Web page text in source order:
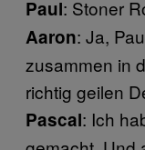
Paul: Stoner
Aaron: Ja,
zusammen in
richtig geilen
Pascal: Ich